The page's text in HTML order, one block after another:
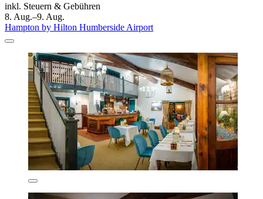
inkl. Steuern & Gebühren
8. Aug.–9. Aug.
Hampton by Hilton Humberside Airport